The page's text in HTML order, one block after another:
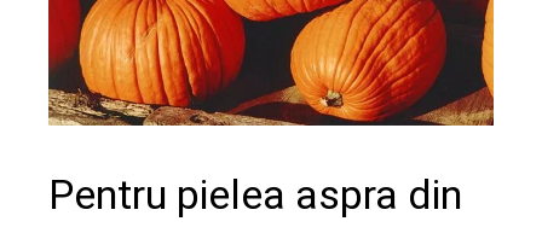
Pentru pielea aspra din